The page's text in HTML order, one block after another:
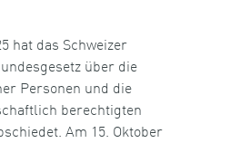
hat das Schweizer
über die
Personen und die
berechtigten
Am 15. Oktober